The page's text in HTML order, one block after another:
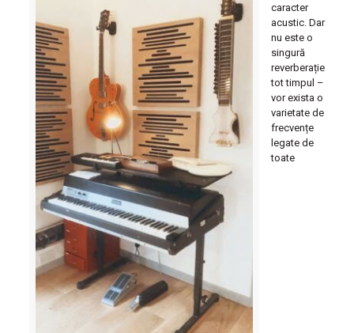
caracter
acustic. Dar
nu este o
singură
reverberație
tot timpul –
vor exista o
varietate de
frecvențe
legate de
toate